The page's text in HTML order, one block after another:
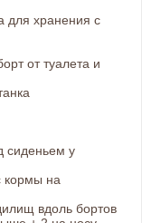
для хранения с
от туалета и
сиденьем у
кормы на
вдоль бортов